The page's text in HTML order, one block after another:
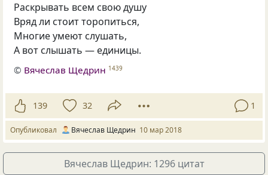
Раскрывать всем свою душу
Вряд ли стоит торопиться,
Многие умеют слушать,
А вот слышать — единицы.
© Вячеслав Щедрин 1439
139 32 1
Опубликовал Вячеслав Щедрин 10 мар 2018
Вячеслав Щедрин: 1296 цитат